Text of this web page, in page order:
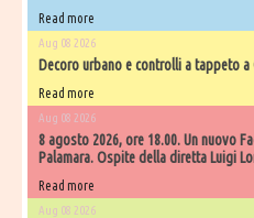
Read more
Aug 08 2026
Decoro urbano e controlli a tappeto a
Read more
Aug 08 2026
8 agosto 2026, ore 18.00. Un nuovo
Palamara. Ospite della diretta Luigi
Read more
Aug 08 2026